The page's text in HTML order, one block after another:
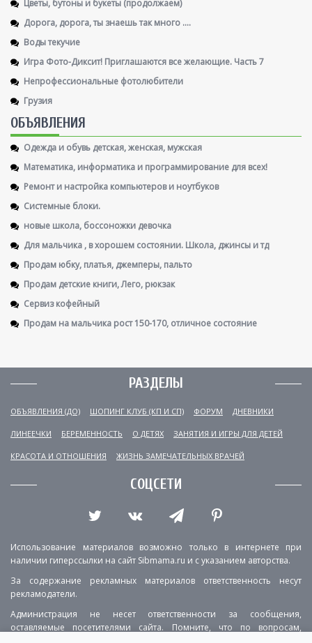
Дорога, дорога, ты знаешь так много ....
Воды текучие
Игра Фото-Диксит! Приглашаются все желающие. Часть 7
Непрофессиональные фотолюбители
Грузия
ОБЪЯВЛЕНИЯ
Одежда и обувь детская, женская, мужская
Математика, информатика и программирование для всех!
Ремонт и настройка компьютеров и ноутбуков
Системные блоки.
новые школа, боссоножки девочка
Для мальчика , в хорошем состоянии. Школа, джинсы и тд
Продам юбку, платья, джемперы, пальто
Продам детские книги, Лего, рюкзак
Сервиз кофейный
Продам на мальчика рост 150-170, отличное состояние
РАЗДЕЛЫ
ОБЪЯВЛЕНИЯ (ДО) ШОПИНГ КЛУБ (КП И СП) ФОРУМ ДНЕВНИКИ
ЛИНЕЕЧКИ БЕРЕМЕННОСТЬ О ДЕТЯХ ЗАНЯТИЯ И ИГРЫ ДЛЯ ДЕТЕЙ
КРАСОТА И ОТНОШЕНИЯ ЖИЗНЬ ЗАМЕЧАТЕЛЬНЫХ ВРАЧЕЙ
СОЦСЕТИ
Использование материалов возможно только в интернете при
наличии гиперссылки на сайт Sibmama.ru и с указанием авторства.
За содержание рекламных материалов ответственность несут
рекламодатели.
Администрация не несет ответственности за сообщения,
оставляемые посетителями сайта. Помните, что по вопросам,